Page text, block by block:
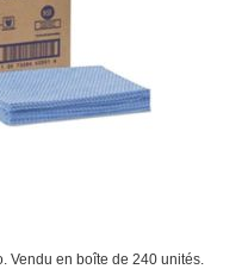
Vendu en boîte de 240 unités.